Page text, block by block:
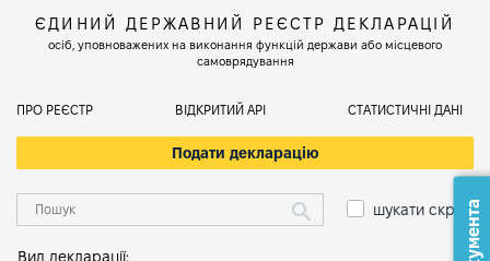
ЄДИНИЙ ДЕРЖАВНИЙ РЕЄСТР ДЕКЛАРАЦІЙ
осіб, уповноважених на виконання функцій держави або місцевого
самоврядування
ПРО РЕЄСТР ВІДКРИТИЙ АРІ СТАТИСТИЧНІ ДАНІ
Подати декларацію
шукати скрізь
Вид декларації: